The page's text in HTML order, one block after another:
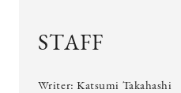
STAFF
Writer: Katsumi Takahashi